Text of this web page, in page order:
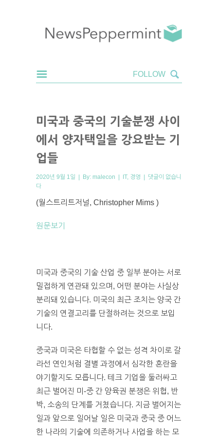
미국과 중국의 기술분쟁 사이
에서 양자택일을 강요받는 기
업들
2020년 9월 1일 | By: malecon | IT, 경영 | 댓글이 없습니
다
(월스트리트저널, Christopher Mims )
원문보기
미국과 중국의 기술 산업 중 일부 분야는 서로
밀접하게 연관돼 있으며, 어떤 분야는 사실상
분리돼 있습니다. 미국의 최근 조치는 양국 간
기술의 연결고리를 단절하려는 것으로 보입
니다.
중국과 미국은 타협할 수 없는 성격 차이로 갈
라선 연인처럼 결별 과정에서 심각한 혼란을
야기할지도 모릅니다. 테크 기업을 둘러싸고
최근 벌어진 미-중 간 양육권 분쟁은 위협, 반
박, 소송의 단계를 거쳤습니다. 지금 벌어지는
일과 앞으로 일어날 일은 미국과 중국 중 어느
한 나라의 기술에 의존하거나 사업을 하는 모